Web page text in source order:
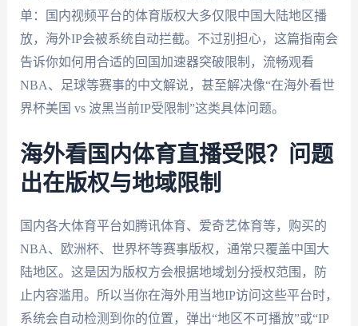
单：国内视频平台的体育版权大多仅限中国大陆地区播
放，海外IP会被系统自动拦截。不过别担心，这篇指南会
告诉你如何用合适的回国加速器突破限制，流畅观看
NBA、足球等赛事的中文解说，甚至解决像“在海外看世
界杯美国 vs 波黑当前IP受限制”这类具体问题。
海外看国内体育直播受限？问题
出在版权与地域限制
国内各大体育平台如腾讯体育、爱奇艺体育等，购买的
NBA、欧洲杯、世界杯等赛事版权，通常只覆盖中国大
陆地区。这是因为版权方会根据地域划分授权范围，防
止内容滥用。所以当你在海外用当地IP访问这些平台时，
系统会自动检测到你的位置，弹出“地区不可播放”或“IP